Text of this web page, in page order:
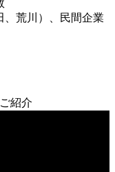
、荒川）、民間企業